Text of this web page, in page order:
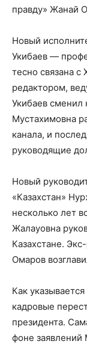
правду» Жанай
Новый
Укибаев —
тесно связана
редактором,
Укибаев сменил
Мустахимовна
канала, и
руководящие
Новый
«Казахстан»
несколько лет
Жалауовна
Казахстане.
Омаров
Как
кадровые
президента.
фоне заявлений